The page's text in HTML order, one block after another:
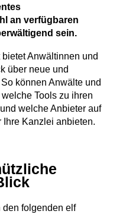
an verfügbaren
sein.
Anwältinnen und
über neue und
können Anwälte und
Tools zu ihren
welche Anbieter auf
Ihre Kanzlei anbieten.
den folgenden elf